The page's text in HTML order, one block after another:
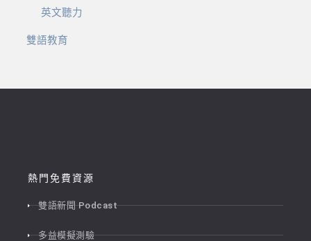
英文聽力
雙語教育
熱門免費資源
雙語新聞 Podcast
多益模擬測驗